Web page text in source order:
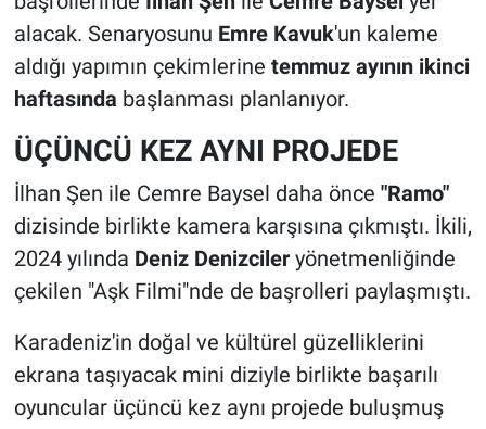
alacak. Senaryosunu Emre Kavuk'un kaleme
aldığı yapımın çekimlerine temmuz ayının ikinci
haftasında başlanması planlanıyor.
ÜÇÜNCÜ KEZ AYNI PROJEDE
İlhan Şen ile Cemre Baysel daha önce "Ramo"
dizisinde birlikte kamera karşısına çıkmıştı. İkili,
2024 yılında Deniz Denizcileryönetmenliğinde
çekilen "Aşk Filmi"nde de başrolleri paylaşmıştı.
Karadeniz'in doğal ve kültürel güzelliklerini
ekrana taşıyacak mini diziyle birlikte başarılı
oyuncular üçüncü kez aynı projede buluşmuş